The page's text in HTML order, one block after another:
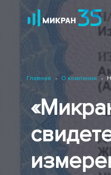
Главная О компании